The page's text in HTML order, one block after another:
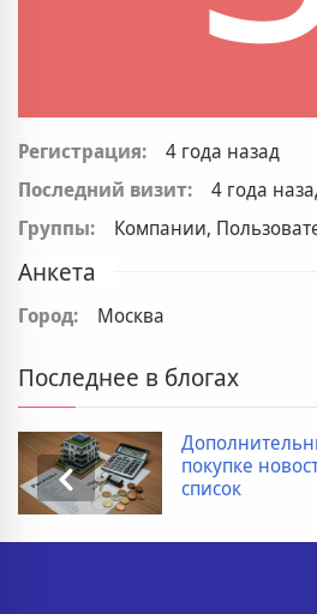
Регистрация:
4 года назад
Последний визит:
4 года
Группы:
Компании,
Анкета
Город: Москва
Последнее в блогах
покупке
список